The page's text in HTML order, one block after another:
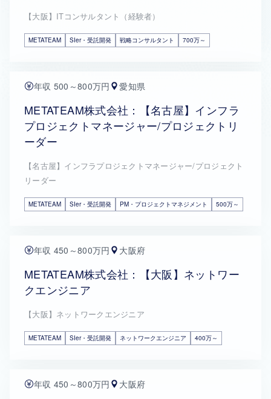
【大阪】ITコンサルタント（経験者）
METATEAM SIer・受託開発 戦略コンサルタント 700万～
年収 500～800万円 愛知県
METATEAM株式会社：【名古屋】インフラ
プロジェクトマネージャー/プロジェクトリ
ーダー
【名古屋】インフラプロジェクトマネージャー/プロジェクト
リーダー
METATEAM SIer・受託開発 PM・プロジェクトマネジメント 500万～
年収 450～800万円 大阪府
METATEAM株式会社：【大阪】ネットワー
クエンジニア
【大阪】ネットワークエンジニア
METATEAM SIer・受託開発 ネットワークエンジニア 400万～
年収 450～800万円 大阪府